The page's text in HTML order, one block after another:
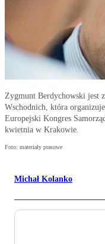
Zygmunt Berdychowski jest
Wschodnich, która
Europejski Kongres
kwietnia w Krakowie.
Foto: materiały prasowe
Michał Kolanko